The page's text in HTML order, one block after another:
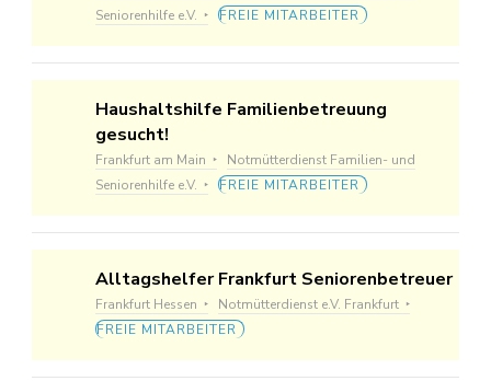
Seniorenhilfe e.V.
FREIE MITARBEITER
Haushaltshilfe Familienbetreuung
gesucht!
Frankfurt am Main
Notmütterdienst Familien- und
Seniorenhilfe e.V.
FREIE MITARBEITER
Alltagshelfer Frankfurt Seniorenbetreuer
Frankfurt Hessen
Notmütterdienst e.V. Frankfurt
FREIE MITARBEITER